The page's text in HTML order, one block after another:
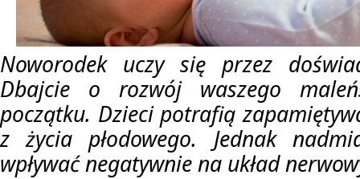
Noworodek uczy się przez
Dbajcie o rozwój waszego
początku. Dzieci potrafią
z życia płodowego. Jednak
wpływać negatywnie na układ